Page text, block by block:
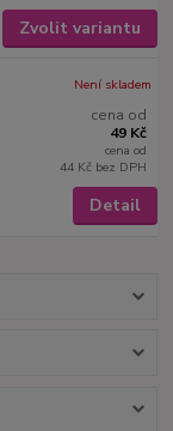
Zvolit variantu
cena od
49 Kč
cena od
44 Kč bez DPH
Není skladem
Detail